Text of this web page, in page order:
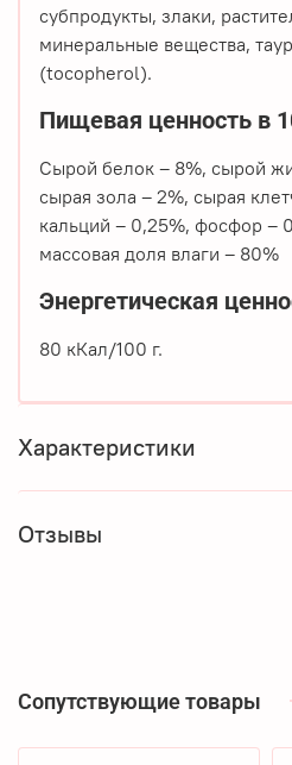
субпродукты, злаки,
минеральные вещества,
(tocopherol).
Пищевая ценность в
Сырой белок – 8%, сырой
сырая зола – 2%, сырая
кальций – 0,25%, фосфор –
массовая доля влаги – 80%
Энергетическая
80 кКал/100 г.
Характеристики
Отзывы
Сопутствующие товары